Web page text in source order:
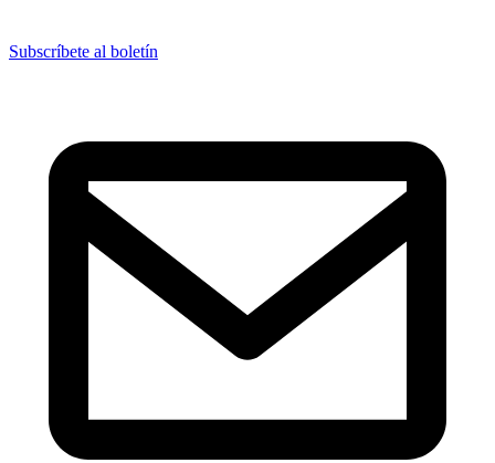
Subscríbete al boletín